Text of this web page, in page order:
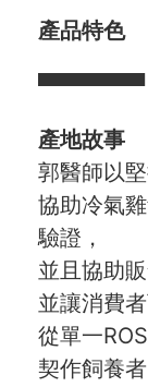
產品特色
▀▀▀▀▀▀▀
產地故事
郭醫師以
協助冷氣
驗證，
並且協助
並讓消費
從單一
契作飼養者